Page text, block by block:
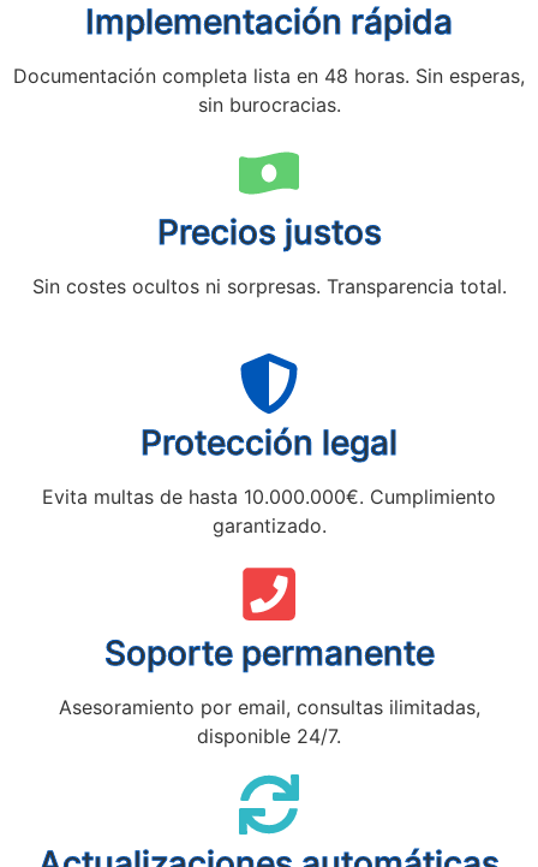
Implementación rápida
Documentación completa lista en 48 horas. Sin esperas,
sin burocracias.
Precios justos
Sin costes ocultos ni sorpresas. Transparencia total.
Protección legal
Evita multas de hasta 10.000.000€. Cumplimiento
garantizado.
Soporte permanente
Asesoramiento por email, consultas ilimitadas,
disponible 24/7.